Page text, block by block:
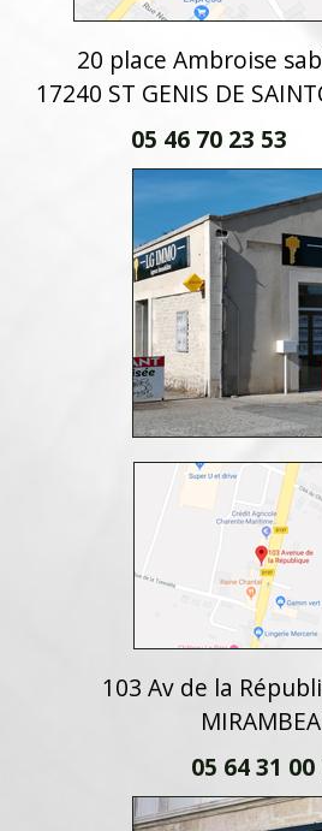
20 place Ambroise
17240 ST GENIS DE
05 46 70 23 53
103 Av de la
05 64 31 00